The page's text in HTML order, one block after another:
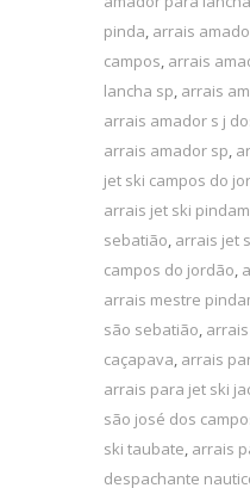
pinda, arrais
campos, arrais
lancha sp, arrais
arrais amador s j
arrais amador sp,
jet ski campos do
arrais jet ski
sebatião, arrais jet
campos do jordão,
arrais mestre
são sebatião,
caçapava, arrais
arrais para jet ski
são josé dos
ski taubate, arrais
despachante